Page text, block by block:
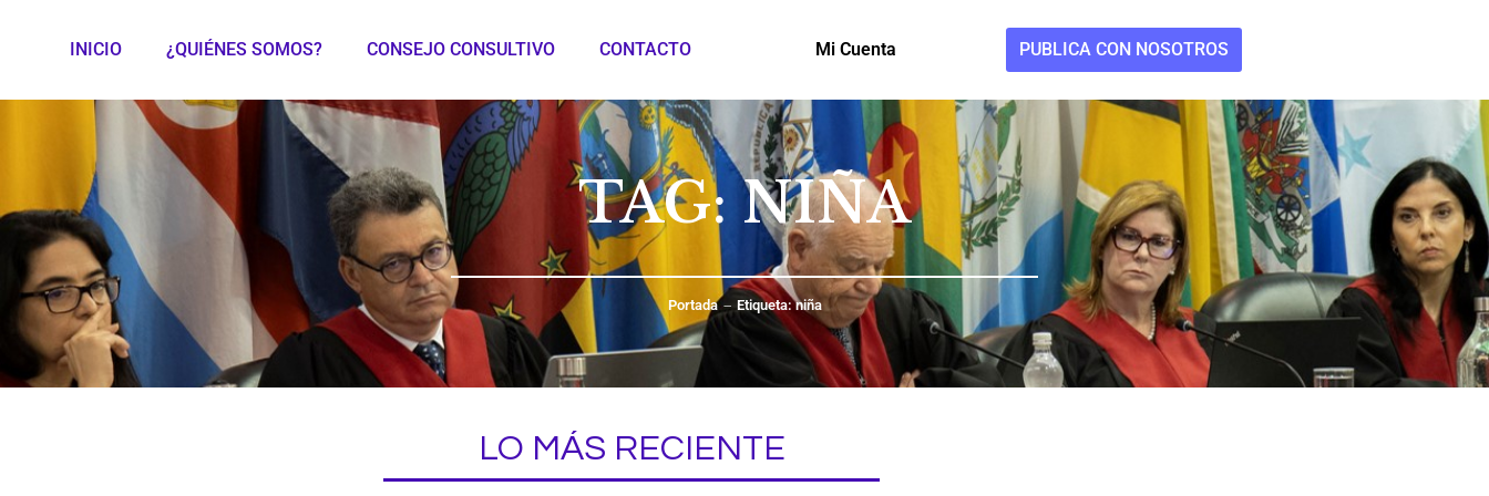
INICIO ¿QUIÉNES SOMOS? CONSEJO CONSULTIVO CONTACTO Mi Cuenta PUBLICA CON NOSOTROS
TAG: NIÑA
Portada Etiqueta: niña
LO MÁS RECIENTE